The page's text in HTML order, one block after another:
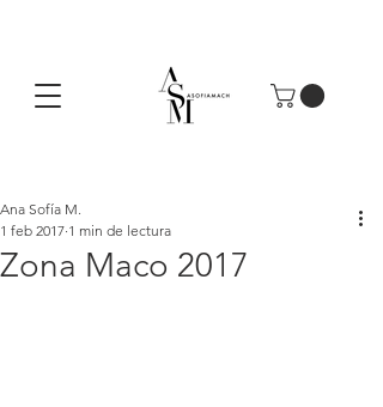
Zona Maco 2017
Ana Sofía M.
1 feb 2017 1 min de lectura